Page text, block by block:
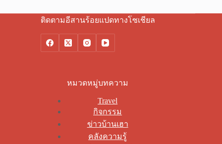
ติดตามอีสานร้อยแปดทางโซเชียล
หมวดหมู่บทความ
Travel
กิจกรรม
ข่าวบ้านเฮา
คลังความรู้